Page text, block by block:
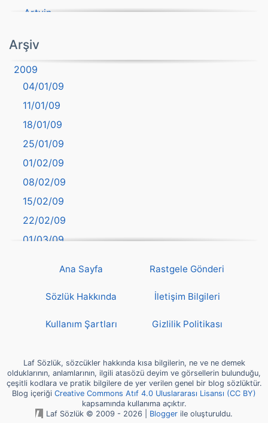
Artvin
Aydın
Balıkesir
Bartın
başkentler
Batman
Bayburt
Bilecik
Bingöl
Bitlis
Bolu
Burdur
Çankırı
Çorum
deyim
Diyarbakır
Dünya Haritasında Türkiye
Düzce
Arşiv
2009
04/01/09
11/01/09
18/01/09
25/01/09
01/02/09
08/02/09
15/02/09
22/02/09
01/03/09
22/03/09
19/04/09
26/04/09
03/05/09
Ana Sayfa Rastgele Gönderi
Sözlük Hakkında İletişim Bilgileri
Kullanım Şartları Gizlilik Politikası
Laf Sözlük, sözcükler hakkında kısa bilgilerin, ne ve ne demek
olduklarının, anlamlarının, ilgili atasözü deyim ve görsellerin bulunduğu,
çeşitli kodlara ve pratik bilgilere de yer verilen genel bir blog sözlüktür.
Blog içeriği Creative Commons Atıf 4.0 Uluslararası Lisansı (CC BY)
kapsamında kullanıma açıktır.
Laf Sözlük © 2009 - 2026 | Blogger ile oluşturuldu.